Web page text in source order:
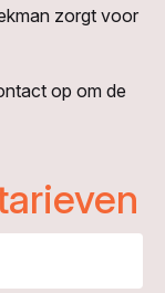
zorgt voor
op om de